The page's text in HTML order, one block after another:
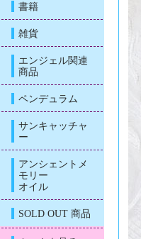
書籍
雑貨
エンジェル関連
商品
ペンデュラム
サンキャッチャ
ー
アンシェントメ
モリー
オイル
SOLD OUT 商品